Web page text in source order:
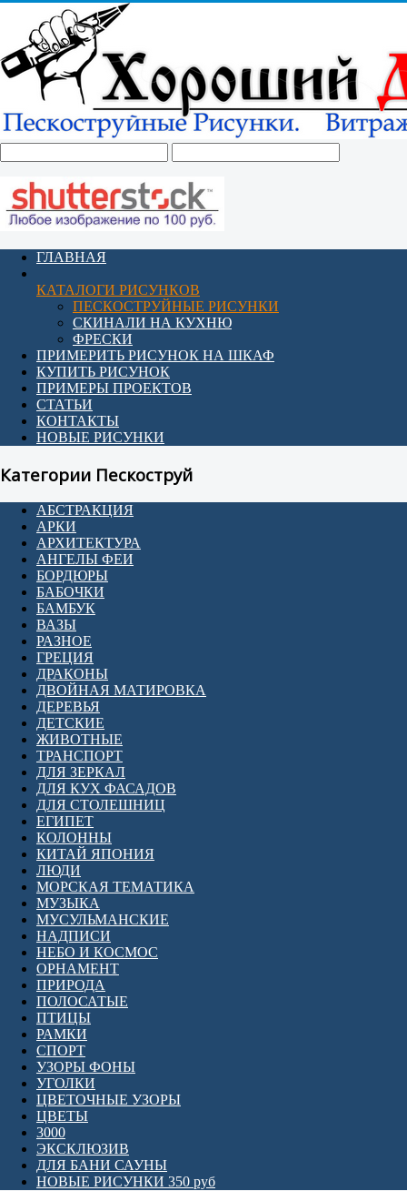
ГЛАВНАЯ
КАТАЛОГИ РИСУНКОВ
ПЕСКОСТРУЙНЫЕ РИСУНКИ
СКИНАЛИ НА КУХНЮ
ФРЕСКИ
ПРИМЕРИТЬ РИСУНОК НА ШКАФ
КУПИТЬ РИСУНОК
ПРИМЕРЫ ПРОЕКТОВ
СТАТЬИ
КОНТАКТЫ
НОВЫЕ РИСУНКИ
Категории Пескоструй
АБСТРАКЦИЯ
АРКИ
АРХИТЕКТУРА
АНГЕЛЫ ФЕИ
БОРДЮРЫ
БАБОЧКИ
БАМБУК
ВАЗЫ
РАЗНОЕ
ГРЕЦИЯ
ДРАКОНЫ
ДВОЙНАЯ МАТИРОВКА
ДЕРЕВЬЯ
ДЕТСКИЕ
ЖИВОТНЫЕ
ТРАНСПОРТ
ДЛЯ ЗЕРКАЛ
ДЛЯ КУХ ФАСАДОВ
ДЛЯ СТОЛЕШНИЦ
ЕГИПЕТ
КОЛОННЫ
КИТАЙ ЯПОНИЯ
ЛЮДИ
МОРСКАЯ ТЕМАТИКА
МУЗЫКА
МУСУЛЬМАНСКИЕ
НАДПИСИ
НЕБО И КОСМОС
ОРНАМЕНТ
ПРИРОДА
ПОЛОСАТЫЕ
ПТИЦЫ
РАМКИ
СПОРТ
УЗОРЫ ФОНЫ
УГОЛКИ
ЦВЕТОЧНЫЕ УЗОРЫ
ЦВЕТЫ
3000
ЭКСКЛЮЗИВ
ДЛЯ БАНИ САУНЫ
НОВЫЕ РИСУНКИ 350 руб